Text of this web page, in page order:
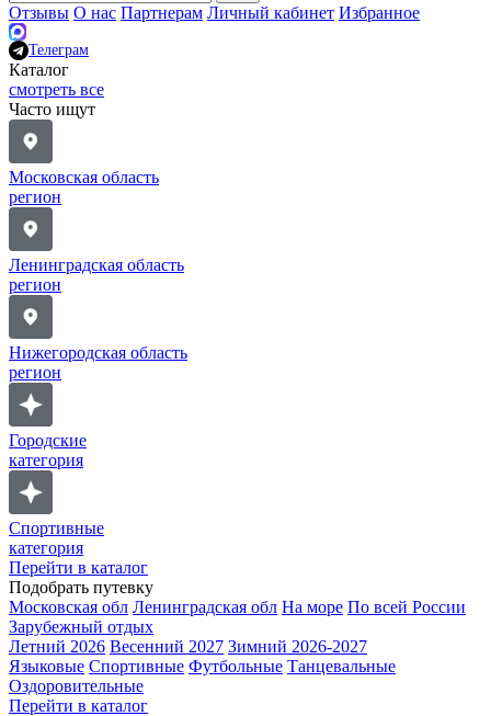
Отзывы О нас Партнерам Личный кабинет Избранное
Телеграм
Каталог
смотреть все
Часто ищут
Московская область
регион
Ленинградская область
регион
Нижегородская область
регион
Городские
категория
Спортивные
категория
Перейти в каталог
Подобрать путевку
Московская обл Ленинградская обл На море По всей России
Зарубежный отдых
Летний 2026 Весенний 2027 Зимний 2026-2027
Языковые Спортивные Футбольные Танцевальные
Оздоровительные
Перейти в каталог